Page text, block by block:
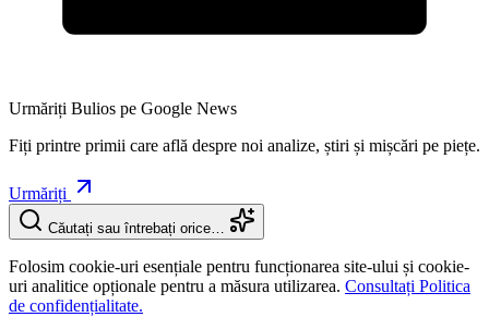
Urmăriți Bulios pe Google News
Fiți printre primii care află despre noi analize, știri și mișcări pe piețe.
Urmăriți
Căutați sau întrebați orice…
Folosim cookie-uri esențiale pentru funcționarea site-ului și cookie-
uri analitice opționale pentru a măsura utilizarea. Consultați Politica
de confidențialitate.